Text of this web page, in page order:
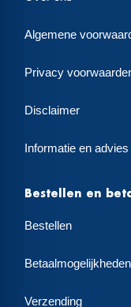
Algemene
Privacy
Disclaimer
Informatie en advies
Bestellen en
Bestellen
Betaalmogelijkheden
Verzending